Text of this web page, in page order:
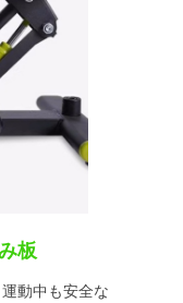
板
動中も安全な